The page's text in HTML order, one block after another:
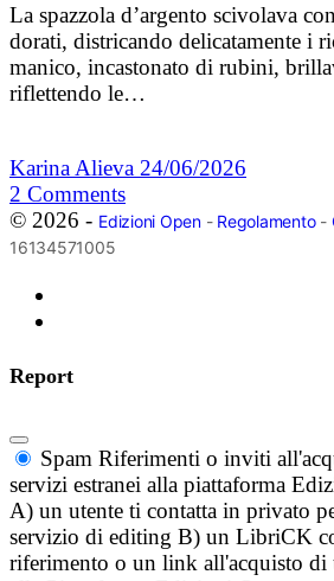
La spazzola d’argento scivolava
dorati, districando delicatamente i
manico, incastonato di rubini,
riflettendo le…
Karina Alieva 24/06/2026
2 Comments
© 2026 - Edizioni Open- Regolamento-
16134571005
Report
Spam Riferimenti o inviti
servizi estranei alla piattaforma
A) un utente ti contatta in privato
servizio di editing B) un LibriCK
riferimento o un link all'acquisto di